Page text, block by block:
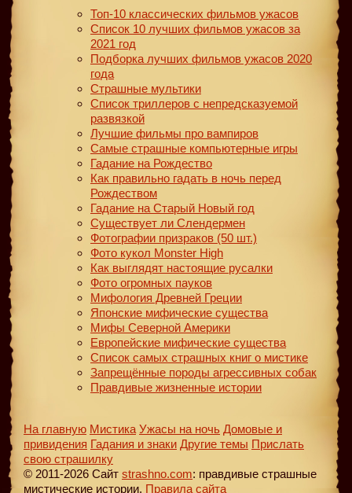
Топ-10 классических фильмов ужасов
Список 10 лучших фильмов ужасов за
2021 год
Подборка лучших фильмов ужасов 2020
года
Страшные мультики
Список триллеров с непредсказуемой
развязкой
Лучшие фильмы про вампиров
Самые страшные компьютерные игры
Гадание на Рождество
Как правильно гадать в ночь перед
Рождеством
Гадание на Старый Новый год
Существует ли Слендермен
Фотографии призраков (50 шт.)
Фото кукол Monster High
Как выглядят настоящие русалки
Фото огромных пауков
Мифология Древней Греции
Японские мифические существа
Мифы Северной Америки
Европейские мифические существа
Список самых страшных книг о мистике
Запрещённые породы агрессивных собак
Правдивые жизненные истории
На главную Мистика Ужасы на ночь Домовые и
привидения Гадания и знаки Другие темы Прислать
свою страшилку
© 2011-2026 Сайт strashno.com: правдивые страшные
мистические истории. Правила сайта